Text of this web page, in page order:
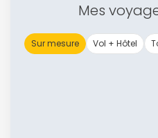
Mes
Sur mesure Vol + Hôtel